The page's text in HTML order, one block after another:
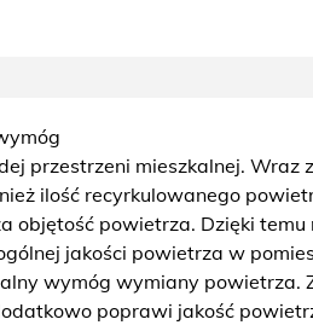
przestrzeni mieszkalnej. Wraz
ilość recyrkulowanego
objętość powietrza. Dzięki temu
jakości powietrza w
wymóg wymiany powietrza.
poprawi jakość